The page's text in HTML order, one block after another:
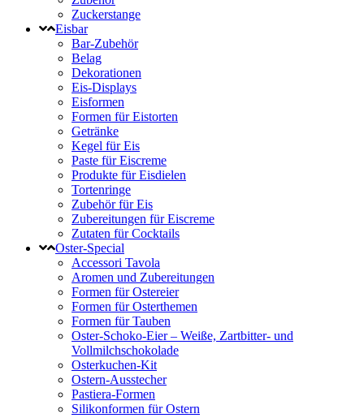
Zuckerstange
Eisbar
Bar-Zubehör
Belag
Dekorationen
Eis-Displays
Eisformen
Formen für Eistorten
Getränke
Kegel für Eis
Paste für Eiscreme
Produkte für Eisdielen
Tortenringe
Zubehör für Eis
Zubereitungen für Eiscreme
Zutaten für Cocktails
Oster-Special
Accessori Tavola
Aromen und Zubereitungen
Formen für Ostereier
Formen für Osterthemen
Formen für Tauben
Oster-Schoko-Eier – Weiße, Zartbitter- und
Vollmilchschokolade
Osterkuchen-Kit
Ostern-Ausstecher
Pastiera-Formen
Silikonformen für Ostern